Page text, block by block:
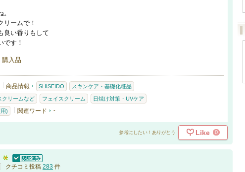
リームで！
良い香りもして
です！
購入品
商品情報 SHISEIDO スキンケア・基礎化粧品
クリームなど フェイスクリーム 日焼け対策・UVケア
) 関連ワード -
参考にしたい！ありがとう Like 0
認証済
クチコミ投稿 283 件